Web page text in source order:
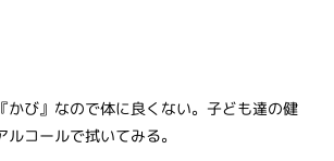
かび』なので体に良くない。子ども達の健
コールで拭いてみる。